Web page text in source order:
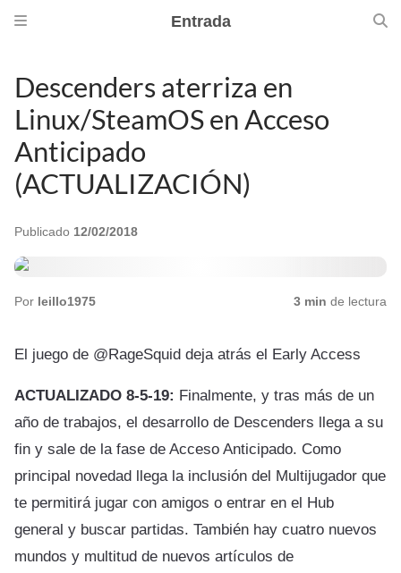
Entrada
Descenders aterriza en
Linux/SteamOS en Acceso
Anticipado
(ACTUALIZACIÓN)
Publicado 12/02/2018
Por leillo1975 3 min de lectura
El juego de @RageSquid deja atrás el Early Access
ACTUALIZADO 8-5-19: Finalmente, y tras más de un
año de trabajos, el desarrollo de Descenders llega a su
fin y sale de la fase de Acceso Anticipado. Como
principal novedad llega la inclusión del Multijugador que
te permitirá jugar con amigos o entrar en el Hub
general y buscar partidas. También hay cuatro nuevos
mundos y multitud de nuevos artículos de